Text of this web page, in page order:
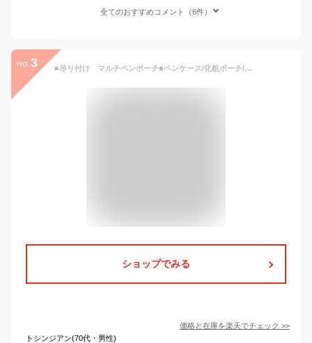
全てのおすすめコメント（6件）
no. 3 ■吊り付け マルチペンポーチ■ペンケース/化粧ポーチ/ポーチ/小物/韓国/筆箱 女の子/パステル/子供/ペンケース/雑貨/筆箱 小学生 女の子/筆記具/文房具/小学校/新入学/筆箱 無地 小学生/小学生 筆箱 女の子/キャンバス地/高学年/中学生/高校生/レディース【楽ギフ】【RCP】
ショップでみる
価格と在庫を楽天でチェック >>
トシンジアン(70代・男性)